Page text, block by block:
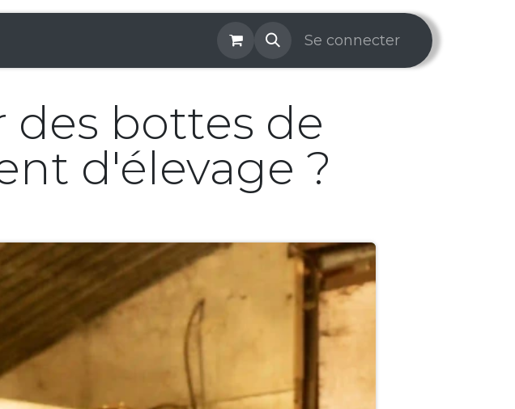
Infos & Services Galerie Aide Prise de rendez-
Se connecter
bottes de
d'élevage ?